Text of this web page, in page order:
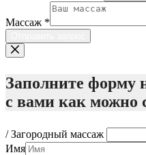
Массаж *
Заполните форму
с вами как можно
/ Загородный массаж
Имя